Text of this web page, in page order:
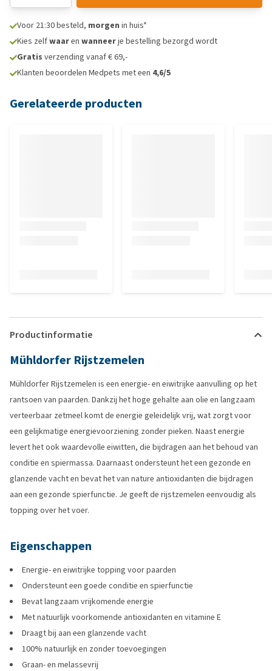
Voor 21:30 besteld, morgen in huis*
Kies zelfwaaren wanneerje bestelling bezorgd wordt
Gratis verzending vanaf € 69,-
Klanten beoordelen Medpets met een 4,6/5
Gerelateerde producten
Productinformatie
Mühldorfer Rijstzemelen
Mühldorfer Rijstzemelen is een energie- en eiwitrijke aanvulling op het
rantsoen van paarden. Dankzij het hoge gehalte aan olie en langzaam
verteerbaar zetmeel komt de energie geleidelijk vrij, wat zorgt voor
een gelijkmatige energievoorziening zonder pieken. Naast energie
levert het ook waardevolle eiwitten, die bijdragen aan het behoud van
conditie en spiermassa. Daarnaast ondersteunt het een gezonde en
glanzende vacht en bevat het van nature antioxidanten die bijdragen
aan een gezonde spierfunctie. Je geeft de rijstzemelen eenvoudig als
topping over het voer.
Eigenschappen
Energie- en eiwitrijke topping voor paarden
Ondersteunt een goede conditie en spierfunctie
Bevat langzaam vrijkomende energie
Met natuurlijk voorkomende antioxidanten en vitamine E
Draagt bij aan een glanzende vacht
100% natuurlijk en zonder toevoegingen
Graan- en melassevrij